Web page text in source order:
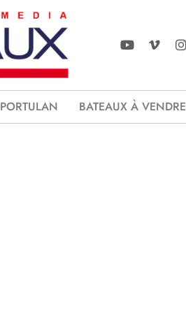
PORTULAN BATEAUX À VENDRE